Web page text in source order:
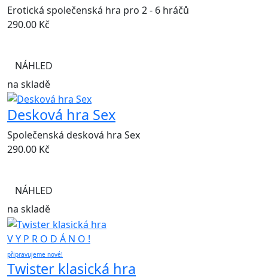
Erotická společenská hra pro 2 - 6 hráčů
290.00 Kč
NÁHLED
na skladě
Desková hra Sex
Společenská desková hra Sex
290.00 Kč
NÁHLED
na skladě
V Y P R O D Á N O !
připravujeme nové!
Twister klasická hra